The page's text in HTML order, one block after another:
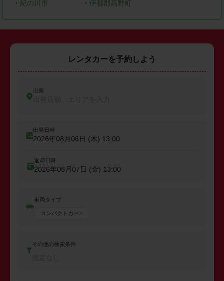
・ 紀の川市 ・ 伊都郡高野町
レンタカーを予約しよう
出発
出発日時
2026年08月06日 (木) 13:00
返却日時
2026年08月07日 (金) 13:00
車両タイプ
コンパクトカー
その他の検索条件